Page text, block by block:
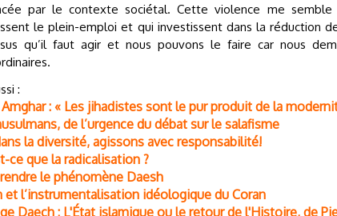
par le contexte sociétal. Cette violence me
le plein-emploi et qui investissent dans la réduction
qu’il faut agir et nous pouvons le faire car nous
:
: « Les jihadistes sont le pur produit de la
de l’urgence du débat sur le salafisme
la diversité, agissons avec responsabilité!
ce que la radicalisation ?
le phénomène Daesh
et l’instrumentalisation idéologique du Coran
Daech : L'État islamique ou le retour de l'Histoire, de